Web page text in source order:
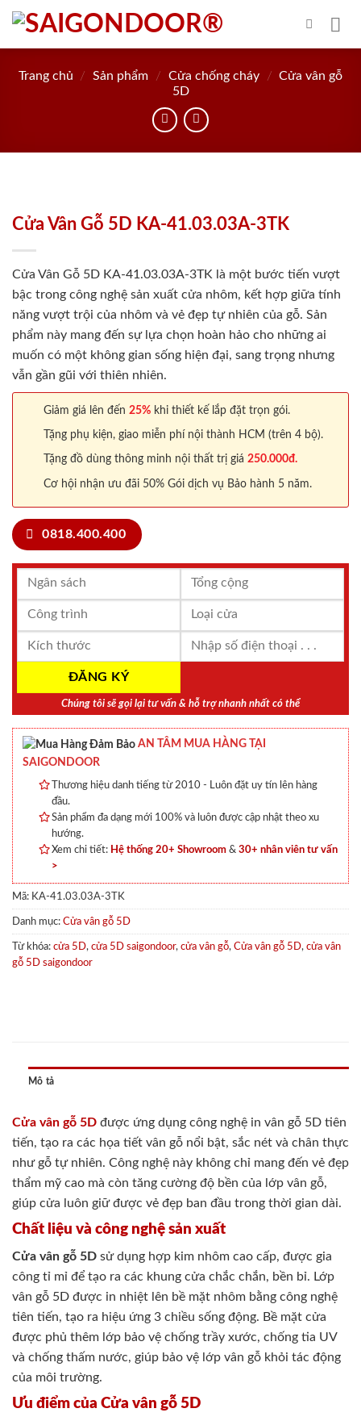
Skip
content
Trang chủ / Sản phẩm / Cửa chống cháy / Cửa vân gỗ
5D
Cửa Vân Gỗ 5D KA-41.03.03A-3TK
Cửa Vân Gỗ 5D KA-41.03.03A-3TK là một bước tiến vượt
bậc trong công nghệ sản xuất cửa nhôm, kết hợp giữa tính
năng vượt trội của nhôm và vẻ đẹp tự nhiên của gỗ. Sản
phẩm này mang đến sự lựa chọn hoàn hảo cho những ai
muốn có một không gian sống hiện đại, sang trọng nhưng
vẫn gần gũi với thiên nhiên.
Giảm giá lên đến 25% khi thiết kế lắp đặt trọn gói.
Tặng phụ kiện, giao miễn phí nội thành HCM (trên 4 bộ).
Tặng đồ dùng thông minh nội thất trị giá 250.000đ.
Cơ hội nhận ưu đãi 50% Gói dịch vụ Bảo hành 5 năm.
0818.400.400
Chúng tôi sẽ gọi lại tư vấn & hỗ trợ nhanh nhất có thể
AN TÂM MUA HÀNG TẠI
SAIGONDOOR
Thương hiệu danh tiếng từ 2010 - Luôn đặt uy tín lên hàng
đầu.
Sản phẩm đa dạng mới 100% và luôn được cập nhật theo xu
hướng.
Xem chi tiết: Hệ thống 20+ Showroom & 30+ nhân viên tư vấn
>
Mã: KA-41.03.03A-3TK
Danh mục: Cửa vân gỗ 5D
Từ khóa: cửa 5D, cửa 5D saigondoor, cửa vân gỗ, Cửa vân gỗ 5D, cửa vân
gỗ 5D saigondoor
Mô tả
Cửa vân gỗ 5D được ứng dụng công nghệ in vân gỗ 5D tiên
tiến, tạo ra các họa tiết vân gỗ nổi bật, sắc nét và chân thực
như gỗ tự nhiên. Công nghệ này không chỉ mang đến vẻ đẹp
thẩm mỹ cao mà còn tăng cường độ bền của lớp vân gỗ,
giúp cửa luôn giữ được vẻ đẹp ban đầu trong thời gian dài.
Chất liệu và công nghệ sản xuất
Cửa vân gỗ 5D sử dụng hợp kim nhôm cao cấp, được gia
công tỉ mỉ để tạo ra các khung cửa chắc chắn, bền bỉ. Lớp
vân gỗ 5D được in nhiệt lên bề mặt nhôm bằng công nghệ
tiên tiến, tạo ra hiệu ứng 3 chiều sống động. Bề mặt cửa
được phủ thêm lớp bảo vệ chống trầy xước, chống tia UV
và chống thấm nước, giúp bảo vệ lớp vân gỗ khỏi tác động
của môi trường.
Ưu điểm của Cửa vân gỗ 5D